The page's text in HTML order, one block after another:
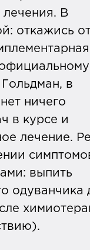
В
откажись
в
ничего
в курсе и
лечение.
выпить
одуванчика